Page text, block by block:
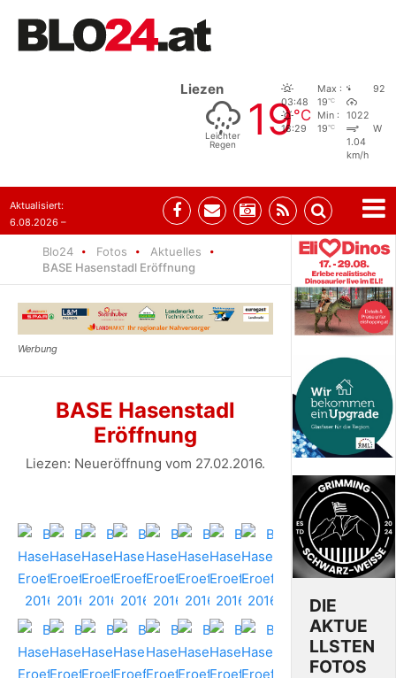
Liezen
Leichter
Regen
19°C
03:48
18:29
Max :
19°C
Min :
19°C
92
1022
W
1.04
km/h
Aktualisiert:
6.08.2026 –
Blo24 Fotos
Aktuelles
BASE Hasenstadl Eröffnung
BASE Hasenstadl
Eröffnung
Liezen: Neueröffnung vom 27.02.2016.
DIE
AKTUE
LLSTEN
FOTOS